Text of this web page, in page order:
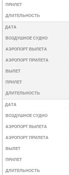
ПРИЛЕТ
ДЛИТЕЛЬНОСТЬ
ДАТА
ВОЗДУШНОЕ СУДНО
АЭРОПОРТ ВЫЛЕТА
АЭРОПОРТ ПРИЛЕТА
ВЫЛЕТ
ПРИЛЕТ
ДЛИТЕЛЬНОСТЬ
ДАТА
ВОЗДУШНОЕ СУДНО
АЭРОПОРТ ВЫЛЕТА
АЭРОПОРТ ПРИЛЕТА
ВЫЛЕТ
ПРИЛЕТ
ДЛИТЕЛЬНОСТЬ